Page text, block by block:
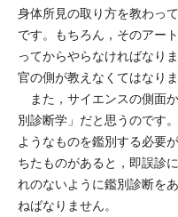
身体所見の取り方を教わっ
です。もちろん，そのアー
ってからやらなければなり
官の側が教えなくてはなりま
また，サイエンスの側面
別診断学」だと思うのです
ようなものを鑑別する必要
ちたものがあると，即誤診
れのないように鑑別診断を
ねばなりません。